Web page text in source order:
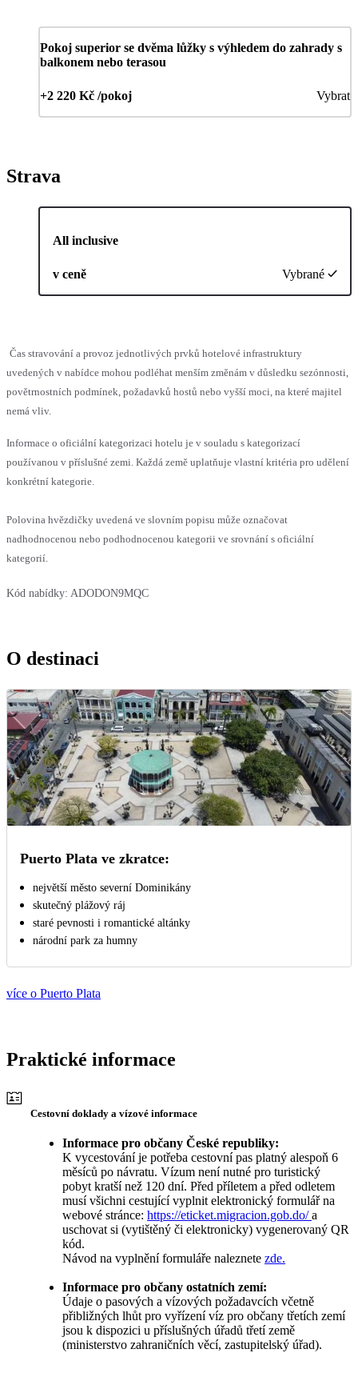
Pokoj superior se dvěma lůžky s výhledem do zahrady s
balkonem nebo terasou
+2 220 Kč /pokoj Vybrat
Strava
All inclusive
v ceně Vybrané
Čas stravování a provoz jednotlivých prvků hotelové infrastruktury
uvedených v nabídce mohou podléhat menším změnám v důsledku sezónnosti,
povětrnostních podmínek, požadavků hostů nebo vyšší moci, na které majitel
nemá vliv.
Informace o oficiální kategorizaci hotelu je v souladu s kategorizací
používanou v příslušné zemi. Každá země uplatňuje vlastní kritéria pro udělení
konkrétní kategorie.
Polovina hvězdičky uvedená ve slovním popisu může označovat
nadhodnocenou nebo podhodnocenou kategorii ve srovnání s oficiální
kategorií.
Kód nabídky: ADODON9MQC
O destinaci
Puerto Plata ve zkratce:
největší město severní Dominikány
skutečný plážový ráj
staré pevnosti i romantické altánky
národní park za humny
více o Puerto Plata
Praktické informace
Cestovní doklady a vízové informace
Informace pro občany České republiky:
K vycestování je potřeba cestovní pas platný alespoň 6
měsíců po návratu. Vízum není nutné pro turistický
pobyt kratší než 120 dní. Před příletem a před odletem
musí všichni cestující vyplnit elektronický formulář na
webové stránce: https://eticket.migracion.gob.do/a
uschovat si (vytištěný či elektronicky) vygenerovaný QR
kód.
Návod na vyplnění formuláře naleznete zde.
Informace pro občany ostatních zemí:
Údaje o pasových a vízových požadavcích včetně
přibližných lhůt pro vyřízení víz pro občany třetích zemí
jsou k dispozici u příslušných úřadů třetí země
(ministerstvo zahraničních věcí, zastupitelský úřad).